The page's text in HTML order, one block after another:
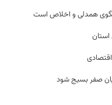
همدلی و اخلاص است
استان
صفر بسیج شود